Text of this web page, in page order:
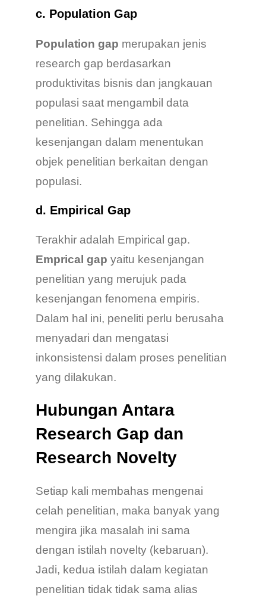
c. Population Gap
Population gap merupakan jenis
research gap berdasarkan
produktivitas bisnis dan jangkauan
populasi saat mengambil data
penelitian. Sehingga ada
kesenjangan dalam menentukan
objek penelitian berkaitan dengan
populasi.
d. Empirical Gap
Terakhir adalah Empirical gap.
Emprical gap yaitu kesenjangan
penelitian yang merujuk pada
kesenjangan fenomena empiris.
Dalam hal ini, peneliti perlu berusaha
menyadari dan mengatasi
inkonsistensi dalam proses penelitian
yang dilakukan.
Hubungan Antara
Research Gap dan
Research Novelty
Setiap kali membahas mengenai
celah penelitian, maka banyak yang
mengira jika masalah ini sama
dengan istilah novelty (kebaruan).
Jadi, kedua istilah dalam kegiatan
penelitian tidak tidak sama alias